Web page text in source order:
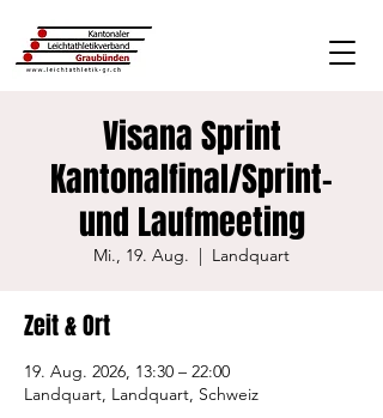
Visana Sprint
Kantonalfinal/Sprint-
und Laufmeeting
Mi., 19. Aug.
  |
Landquart
Zeit & Ort
19. Aug. 2026, 13:30 – 22:00
Landquart, Landquart, Schweiz